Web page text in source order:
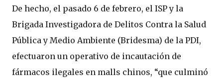
De hecho, el pasado 6 de febrero, el ISP y la
Brigada Investigadora de Delitos Contra la Salud
Pública y Medio Ambiente (Bridesma) de la PDI,
efectuaron un operativo de incautación de
fármacos ilegales en malls chinos, “que culminó